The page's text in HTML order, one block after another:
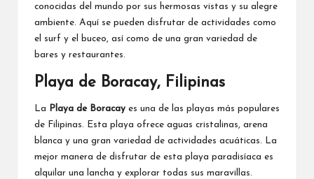
conocidas del mundo por sus hermosas vistas y su alegre
ambiente. Aquí se pueden disfrutar de actividades como
el surf y el buceo, así como de una gran variedad de
bares y restaurantes.
Playa de Boracay, Filipinas
La Playa de Boracay es una de las playas más populares
de Filipinas. Esta playa ofrece aguas cristalinas, arena
blanca y una gran variedad de actividades acuáticas. La
mejor manera de disfrutar de esta playa paradisíaca es
alquilar una lancha y explorar todas sus maravillas.